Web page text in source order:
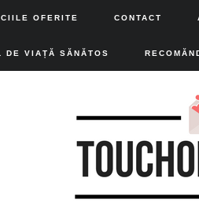
OFERITE CONTACT
DE VIAȚĂ SĂNĂTOS